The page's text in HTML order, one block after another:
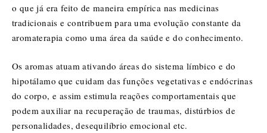
o que já era feito de maneira empírica nas medicinas
tradicionais e contribuem para uma evolução constante da
aromaterapia como uma área da saúde e do conhecimento.
Os aromas atuam ativando áreas do sistema límbico e do
hipotálamo que cuidam das funções vegetativas e endócrinas
do corpo, e assim estimula reações comportamentais que
podem auxiliar na recuperação de traumas, distúrbios de
personalidades, desequilíbrio emocional etc.